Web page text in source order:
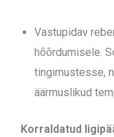
Vastupidav
hõõrdumisele.
tingimustesse,
äärmuslikud
Korraldatud